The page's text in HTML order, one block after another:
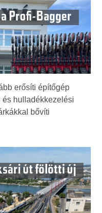
Profi-Bagger
erősíti építőgép
és hulladékkezelési
bővíti
út fölötti új